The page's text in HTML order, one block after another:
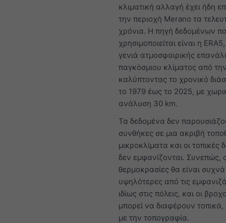
κλιματική αλλαγή έχει ήδη
την περιοχή Merano τα
χρόνια. Η πηγή δεδομένων
χρησιμοποιείται είναι η
γενιά ατμοσφαιρικής
παγκόσμιου κλίματος από
καλύπτοντας το χρονικό
το 1979 έως το 2025, με
ανάλυση 30 km.
Τα δεδομένα δεν
συνθήκες σε μια ακριβή
μικροκλίματα και οι τοπικές
δεν εμφανίζονται. Συνεπώς,
θερμοκρασίες θα είναι συχνά
υψηλότερες από τις
ιδίως στις πόλεις, και οι
μπορεί να διαφέρουν
με την τοπογραφία.